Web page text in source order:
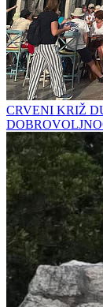
CRVENI KRIŽ